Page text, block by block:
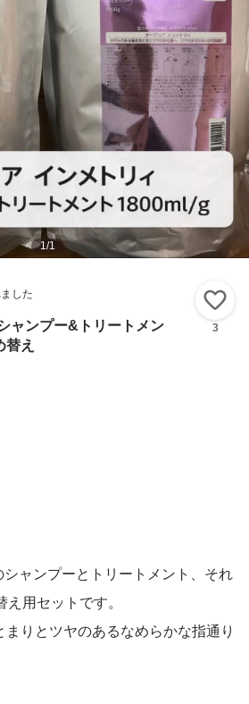
1/1
した
ャンプー&トリートメン
替え
3
ャンプーとトリートメント、それ
用セットです。
りとツヤのあるなめらかな指通り